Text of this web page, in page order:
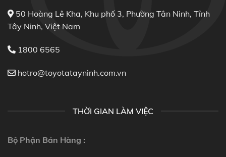
50 Hoàng Lê Kha, Khu phố 3, Phường Tân Ninh, Tỉnh
Tây Ninh, Việt Nam
1800 6565
hotro@toyotatayninh.com.vn
THỜI GIAN LÀM VIỆC
Bộ Phận Bán Hàng :